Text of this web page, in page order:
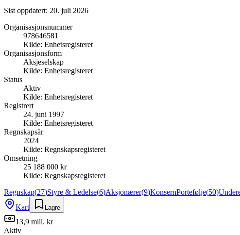
Sist oppdatert: 20. juli 2026
Organisasjonsnummer
978646581
Kilde: Enhetsregisteret
Organisasjonsform
Aksjeselskap
Kilde: Enhetsregisteret
Status
Aktiv
Kilde: Enhetsregisteret
Registrert
24. juni 1997
Kilde: Enhetsregisteret
Regnskapsår
2024
Kilde: Regnskapsregisteret
Omsetning
25 188 000 kr
Kilde: Regnskapsregisteret
Regnskap(27)Styre & Ledelse(6)Aksjonærer(9)KonsernPortefølje(50)
Kart
Lagre
13,9 mill. kr
Aktiv